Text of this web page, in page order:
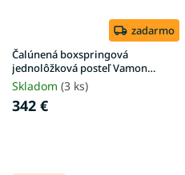
zadarmo
Čalúnená boxspringová
jednolôžková posteľ Vamon
100x200 - sivá
Skladom (3 ks)
342 €